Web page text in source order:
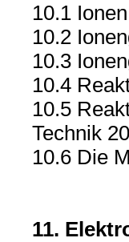
10.1
10.2
10.3
10.4
10.5
Technik
10.6 Die
11.